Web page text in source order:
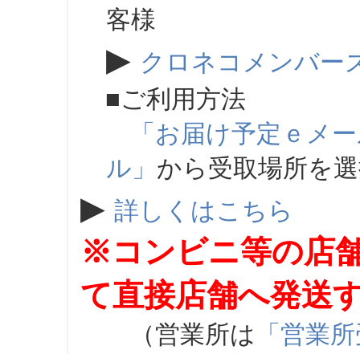
客様
▶ クロネコメンバー
■ご利用方法
「お届け予定ｅメ
ル」 から受取場所を
▶ 詳しくはこちら
※コンビニ等の店
て直接店舗へ発送
（営業所は 「営業